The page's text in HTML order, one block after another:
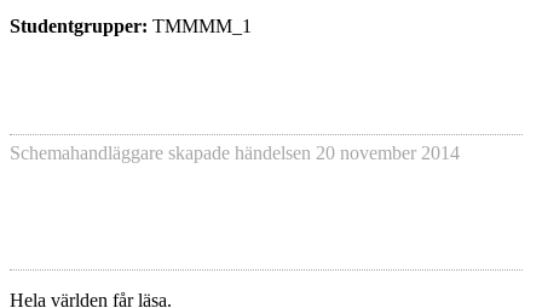
Studentgrupper: TMMMM_1
Schemahandläggare skapade händelsen 20 november 2014
Hela världen får läsa.